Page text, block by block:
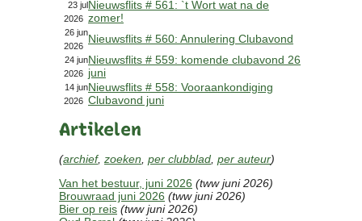
23 jul
2026
Nieuwsflits # 561: `t Wort wat na de
zomer!
26 jun
2026
Nieuwsflits # 560: Annulering Clubavond
24 jun
2026
Nieuwsflits # 559: komende clubavond 26
juni
14 jun
2026
Nieuwsflits # 558: Vooraankondiging
Clubavond juni
Artikelen
(archief, zoeken per clubblad per auteur)
Van het bestuur, juni 2026 (tww juni 2026)
Brouwraad juni 2026 (tww juni 2026)
Bier op reis (tww juni 2026)
Artikelen
Foto's
Links
Nieuwsflitsen
Video
Inloggen